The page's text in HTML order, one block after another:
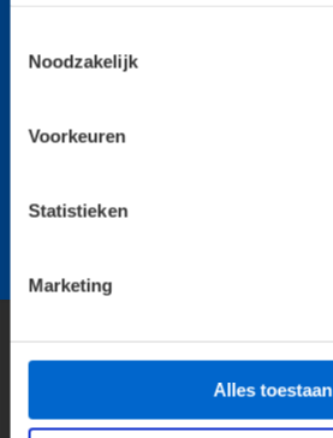
Noodzakelijk
Voorkeuren
Statistieken
Marketing
Alles toestaan